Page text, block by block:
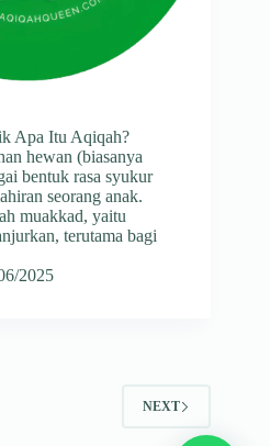
Apa Itu Aqiqah?
hewan (biasanya
bentuk rasa syukur
seorang anak.
muakkad, yaitu
terutama bagi
2025
NEXT